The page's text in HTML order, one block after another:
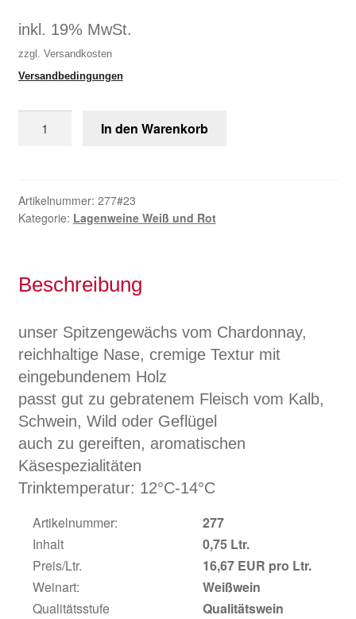
inkl. 19% MwSt.
zzgl. Versandkosten
Versandbedingungen
Rosengarten
Chardonnay
Menge
In den Warenkorb
Artikelnummer: 277#23
Kategorie: Lagenweine Weiß und Rot
Beschreibung
unser Spitzengewächs vom Chardonnay,
reichhaltige Nase, cremige Textur mit
eingebundenem Holz
passt gut zu gebratenem Fleisch vom Kalb,
Schwein, Wild oder Geflügel
auch zu gereiften, aromatischen
Käsespezialitäten
Trinktemperatur: 12°C-14°C
Artikelnummer:
277
Inhalt
0,75 Ltr.
Preis/Ltr.
16,67 EUR pro Ltr.
Weinart:
Weißwein
Qualitätsstufe
Qualitätswein